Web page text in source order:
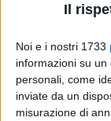
Il
Noi e i nostri 1733
informazioni su
personali, come
inviate da un
misurazione di